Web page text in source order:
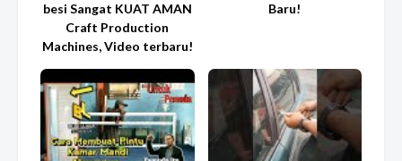
besi Sangat KUAT AMAN
Craft Production
Machines, Video terbaru!
Baru!